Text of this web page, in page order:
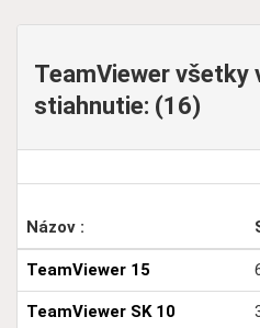
TeamViewer všetky
stiahnutie: (16)
Názov :
TeamViewer 15
TeamViewer SK 10